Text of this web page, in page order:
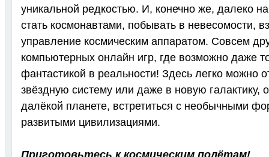
уникальной редкостью. И, конечно же, далеко
стать космонавтами, побывать в невесомости,
управление космическим аппаратом. Совсем
компьютерных онлайн игр, где возможно даже
фантастикой в реальности! Здесь легко можно
звёздную систему или даже в новую галактику,
далёкой планете, встретиться с необычными
развитыми цивилизациями.
Приготовьтесь к космическим полётам!